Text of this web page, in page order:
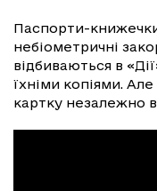
Паспорти-
небіометричні
відбиваються в
їхніми копіями.
картку незалежно